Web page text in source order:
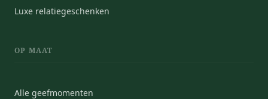
Luxe relatiegeschenken
OP MAAT
Alle geefmomenten